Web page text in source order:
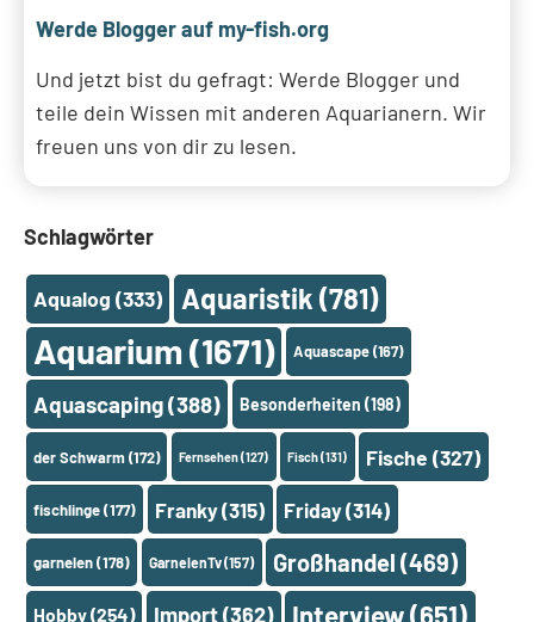
Werde Blogger auf my-fish.org
Und jetzt bist du gefragt: Werde Blogger und
teile dein Wissen mit anderen Aquarianern. Wir
freuen uns von dir zu lesen.
Schlagwörter
Aqualog (333) Aquaristik (781)
Aquarium (1671) Aquascape(167)
Aquascaping(388) Besonderheiten (198)
der Schwarm(172) Fernsehen(127) Fisch(131) Fische (327)
fischlinge(177) Franky(315) Friday(314)
garnelen(178) GarnelenTv(157) Großhandel (469)
Hobby(254) Import(362) Interview(651)